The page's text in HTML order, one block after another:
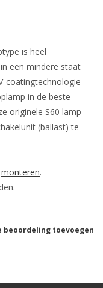
is heel
een mindere staat
coatingtechnologie
in de beste
originele S60 lamp
(ballast) te
monteren.
beoordeling toevoegen